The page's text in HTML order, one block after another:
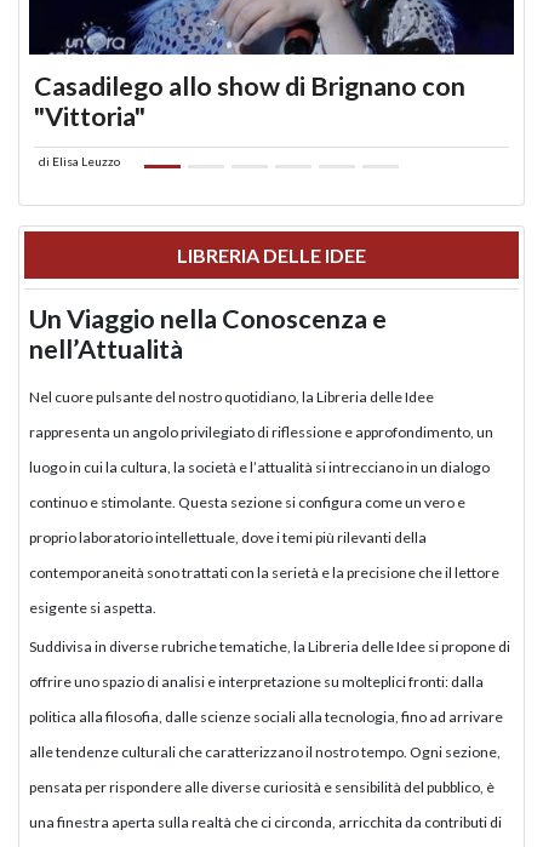
Casadilego allo show di Brignano con
"Vittoria"
di Elisa Leuzzo
LIBRERIA DELLE IDEE
Un Viaggio nella Conoscenza e
nell’Attualità
Nel cuore pulsante del nostro quotidiano, la Libreria delle Idee
rappresenta un angolo privilegiato di riflessione e approfondimento, un
luogo in cui la cultura, la società e l’attualità si intrecciano in un dialogo
continuo e stimolante. Questa sezione si configura come un vero e
proprio laboratorio intellettuale, dove i temi più rilevanti della
contemporaneità sono trattati con la serietà e la precisione che il lettore
esigente si aspetta.
Suddivisa in diverse rubriche tematiche, la Libreria delle Idee si propone di
offrire uno spazio di analisi e interpretazione su molteplici fronti: dalla
politica alla filosofia, dalle scienze sociali alla tecnologia, fino ad arrivare
alle tendenze culturali che caratterizzano il nostro tempo. Ogni sezione,
pensata per rispondere alle diverse curiosità e sensibilità del pubblico, è
una finestra aperta sulla realtà che ci circonda, arricchita da contributi di